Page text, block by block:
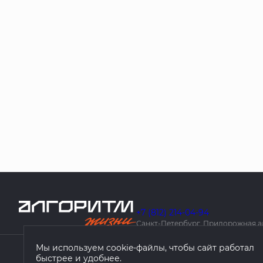
+7 (812) 214-04-94
Санкт-Петербург, Придорожная
Мы используем cookie-файлы, чтобы сайт работал
быстрее и удобнее.